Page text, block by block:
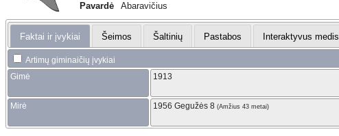
Pavardė
Abaravičius
Faktai ir įvykiai Šeimos Šaltinių Pastabos Interaktyvus medis
Artimų giminaičių įvykiai
Gimė
1913
Mirė 1956 Gegužės 8 (Amžius 43 metai)